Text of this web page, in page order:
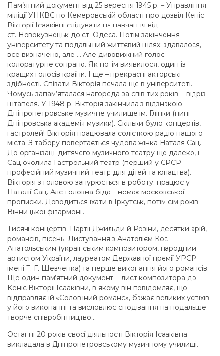
Пам’ятний документ від 25 вересня 1945 р. − Управління
міліції УНКВС по Кемеровській області про дозвіл Кеніс
Вікторії Ісааківні слідувати на навчання від
ст. Новокузнецьк до ст. Одеса. Потім закінчення
університету та подальший життєвий шлях; здавалося,
все визначено, але ... Але дивовижний голос −
колоратурне сопрано. Як потім виявилося, один із
кращих голосів країни. І ще – прекрасні акторські
здібності. Співати Вікторія почала ще в університеті.
Чомусь запам’яталася нагорода за спів тих років − відріз
штапеля. У 1948 р. Вікторія закінчила з відзнакою
Дніпропетровське музичне училище ім. Глінки (нині
Дніпровська академія музики). Скільки було концертів,
гастролей! Вікторія працювала солісткою радіо нашого
міста. З табору повертається чудова жінка Наталя Сац.
До організації дитячого музичного театру ще далеко, і
Сац очолила Гастрольний театр (перший у СРСР
професійний музичний театр для дітей та юнацтва).
Вікторія з головою занурюється в роботу: працює у
Наталії Сац. Але головна біда – немає московської
прописки. Доводиться їхати в Іркутськ, потім сім років
Вінницької філармонії.
Тисячі концертів. Партії Джильди й Розіни, десятки арій,
романсів, пісень. Листування з Анатолієм Кос-
Анатольським (українським композитором, народним
артистом України, лауреатом Державної премії УРСР
імені Т. Г. Шевченка) та перше виконання його романсів.
Ще один пам’ятний документ − лист композитора до
Кеніс Вікторії Ісааківни, в якому він повідомляє, що
відправляє їй «Солов’їний романс», бажає великих успіхів
у його виконанні та висловлює сподівання на подальше
творче співробітництво…
Останні 20 років своєї діяльності Вікторія Ісааківна
викладала в Дніпропетровському музичному училищі.